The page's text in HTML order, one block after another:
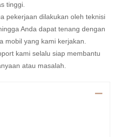
tinggi.
pekerjaan dilakukan oleh teknisi
Anda dapat tenang dengan
mobil yang kami kerjakan.
kami selalu siap membantu
atau masalah.